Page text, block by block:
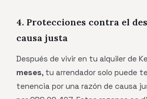
4. Protecciones contra el
causa justa
Después de vivir en tu alquiler de
meses, tu arrendador solo puede
tenencia por una razón de causa